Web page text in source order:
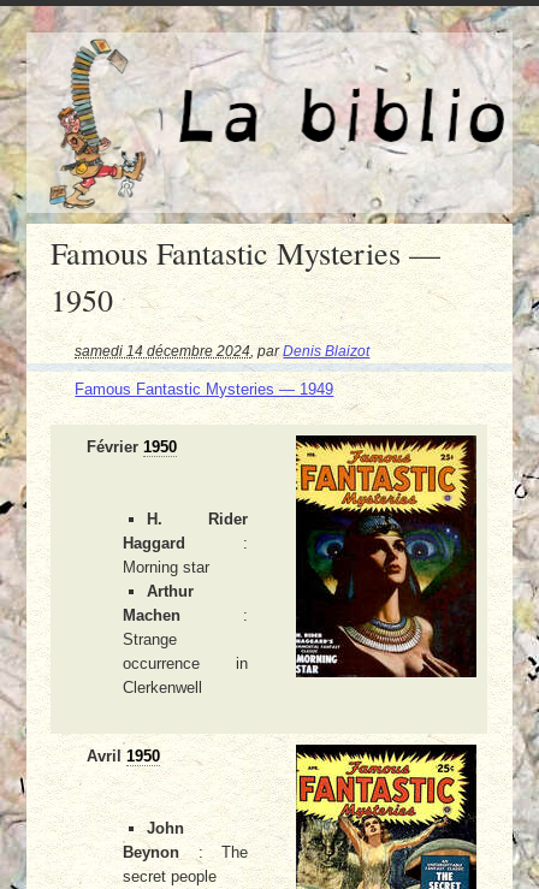
Famous Fantastic Mysteries —
1950
samedi 14 décembre 2024 ,parDenis Blaizot
Famous Fantastic Mysteries — 1949
Février1950
H. Rider
Haggard
:
Morning star
Arthur
Machen :
Strange
occurrence in
Clerkenwell
Avril1950
John
Beynon : The
secret people